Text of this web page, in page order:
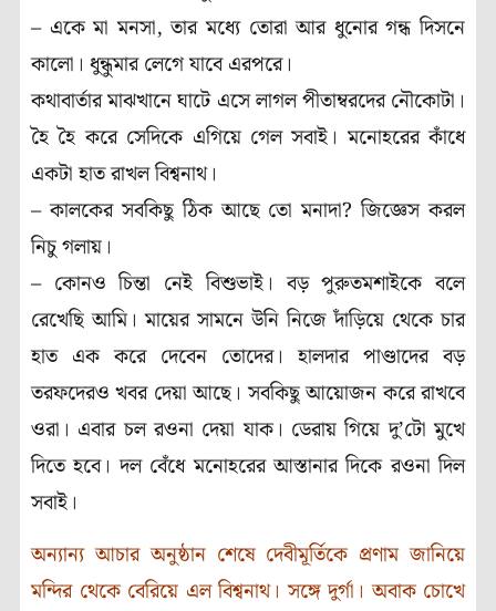
– একে মা মনসা, তার মধ্যে তোরা আর ধুনোর গন্ধ দিসনে
কালো। ধুন্ধুমার লেগে যাবে এরপরে।
কথাবার্তার মাঝখানে ঘাটে এসে লাগল পীতাম্বরদের নৌকোটা।
হৈ হৈ করে সেদিকে এগিয়ে গেল সবাই। মনোহরের কাঁধে
একটা হাত রাখল বিশ্বনাথ।
– কালকের সবকিছু ঠিক আছে তো মনাদা? জিজ্ঞেস করল
নিচু গলায়।
– কোনও চিন্তা নেই বিশুভাই। বড় পুরুতমশাইকে বলে
রেখেছি আমি। মায়ের সামনে উনি নিজে দাঁড়িয়ে থেকে চার
হাত এক করে দেবেন তোদের। হালদার পাণ্ডাদের বড়
তরফদেরও খবর দেয়া আছে। সবকিছু আয়োজন করে রাখবে
ওরা। এবার চল রওনা দেয়া যাক। ডেরায় গিয়ে দু’টো মুখে
দিতে হবে। দল বেঁধে মনোহরের আস্তানার দিকে রওনা দিল
সবাই।
অন্যান্য আচার অনুষ্ঠান শেষে দেবীমূর্তিকে প্রণাম জানিয়ে
মন্দির থেকে বেরিয়ে এল বিশ্বনাথ। সঙ্গে দুর্গা। অবাক চোখে